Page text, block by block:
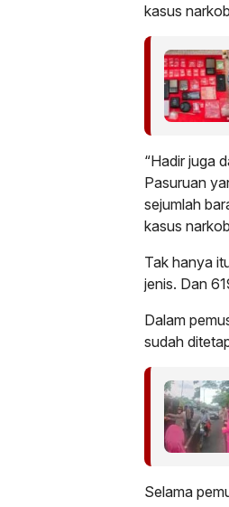
kasus
“Hadir juga
Pasuruan
sejumlah
kasus
Tak hanya
jenis. Dan
Dalam
sudah
Selama